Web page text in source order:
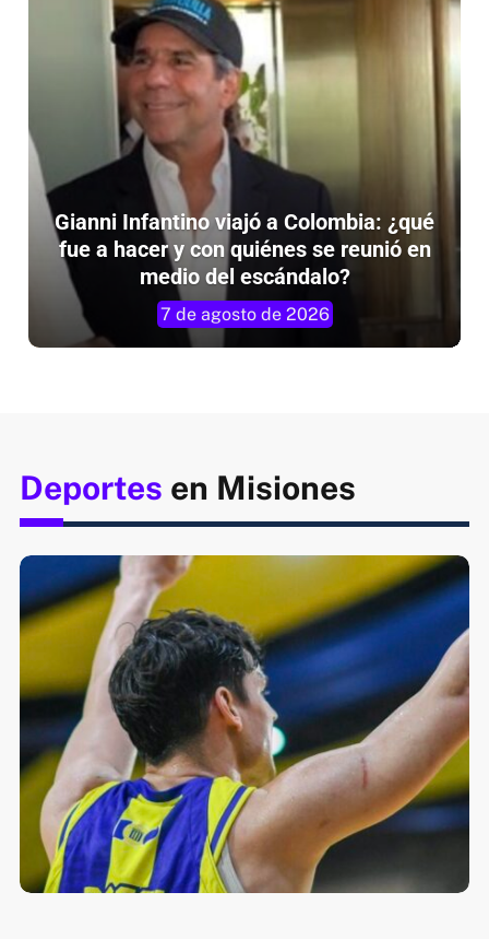
Gianni Infantino viajó a Colombia: ¿qué
fue a hacer y con quiénes se reunió en
medio del escándalo?
7 de agosto de 2026
Deportes en Misiones